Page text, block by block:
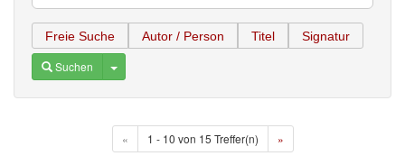
Freie Suche Autor / Person Titel Signatur
Suchen Toggle Dropdown
« 1 - 10 von 15 Treffer(n) »